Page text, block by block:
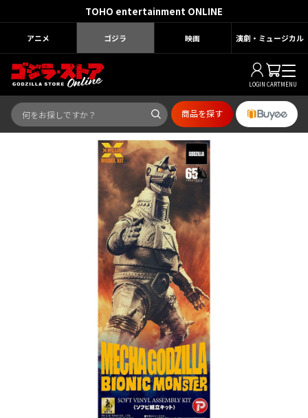
TOHO entertainment ONLINE
アニメ ゴジラ 映画 演劇・ミュージカル
LOGIN CARTMENU
商品を探す